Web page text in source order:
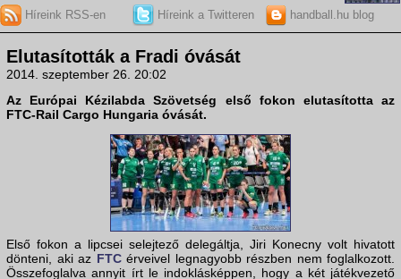
Híreink RSS-en Híreink a Twitteren handball.hu blog
Elutasították a Fradi óvását
2014. szeptember 26. 20:02
Az Európai Kézilabda Szövetség első fokon elutasította az
FTC-Rail Cargo Hungaria óvását.
Első fokon a lipcsei selejtező delegáltja, Jiri Konecny volt hivatott
dönteni, aki az FTCérveivel legnagyobb részben nem foglalkozott.
Összefoglalva annyit írt le indoklásképpen, hogy a két játékvezető